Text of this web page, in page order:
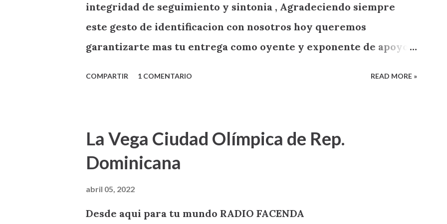
integridad de seguimiento y sintonia , Agradeciendo siempre
este gesto de identificacion con nosotros hoy queremos
garantizarte mas tu entrega como oyente y exponente de apoyo a
COMPARTIR 1 COMENTARIO READ MORE »
La Vega Ciudad Olímpica de Rep.
Dominicana
abril 05, 2022
Desde aqui para tu mundo RADIO FACENDA